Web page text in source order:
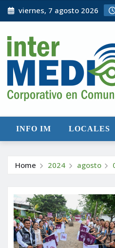
Skip
to
viernes, 7 agosto 2026
INFO IM LOCALES
Home 2024 agosto